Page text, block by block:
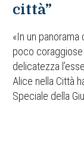
città”
«In un
poco
delicatezza
Alice nella Città
Speciale della